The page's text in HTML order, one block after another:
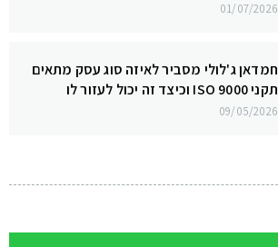
01/07/2026
חמדאן ג'לולי מסביר לאיזה סוג עסק מתאים
תקני ISO 9000 וכיצד זה יכול לעזור לו
09/05/2026